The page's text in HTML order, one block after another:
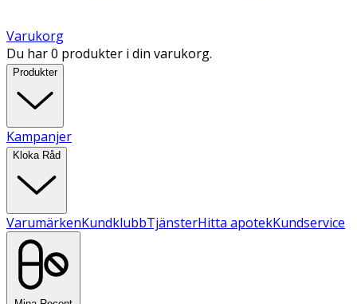
Varukorg
Du har 0 produkter i din varukorg.
Produkter
Kampanjer
Kloka Råd
VarumärkenKundklubbTjänsterHitta apotekKundservice